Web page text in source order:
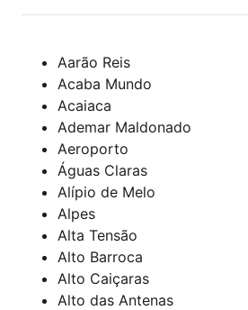
Aarão Reis
Acaba Mundo
Acaiaca
Ademar Maldonado
Aeroporto
Águas Claras
Alípio de Melo
Alpes
Alta Tensão
Alto Barroca
Alto Caiçaras
Alto das Antenas